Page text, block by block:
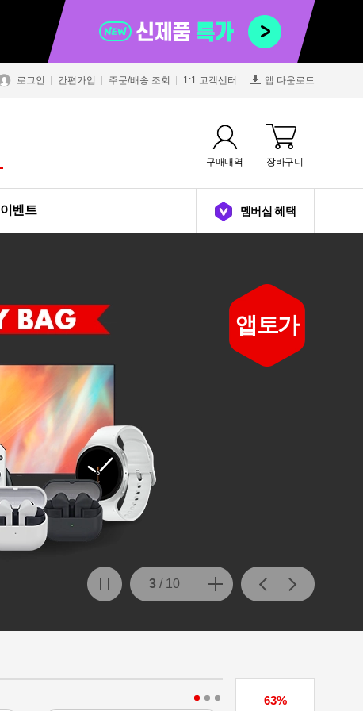
로그인 간편가입 주문/배송 조회 1:1 고객센터 앱 다운로드
구매내역 장바구니
이벤트 멤버십 혜택
33%
63%
50%
앱토가
65%
65%
50%
50%
70%
64%
33%
63%
3 / 10
63%